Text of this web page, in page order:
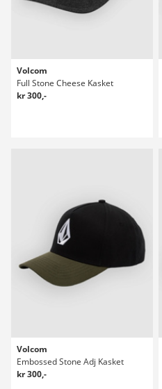
Volcom
Full Stone Cheese Kasket
kr 300,-
Volcom
Embossed Stone Adj Kasket
kr 300,-